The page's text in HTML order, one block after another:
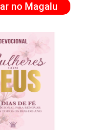
no Magalu